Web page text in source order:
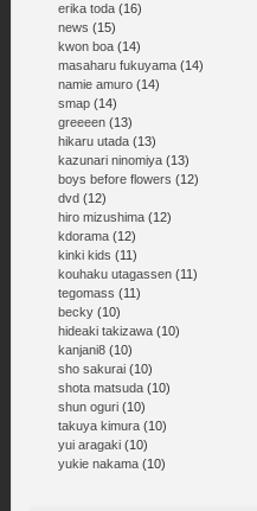
erika toda (16)
news (15)
kwon boa (14)
masaharu fukuyama (14)
namie amuro (14)
smap (14)
greeeen (13)
hikaru utada (13)
kazunari ninomiya (13)
boys before flowers (12)
dvd (12)
hiro mizushima (12)
kdorama (12)
kinki kids (11)
kouhaku utagassen (11)
tegomass (11)
becky (10)
hideaki takizawa (10)
kanjani8 (10)
sho sakurai (10)
shota matsuda (10)
shun oguri (10)
takuya kimura (10)
yui aragaki (10)
yukie nakama (10)